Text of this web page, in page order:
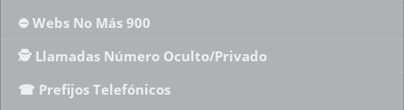
⛔ Webs No Más 900
🕵️ Llamadas Número Oculto/Privado
☎ Prefijos Telefónicos